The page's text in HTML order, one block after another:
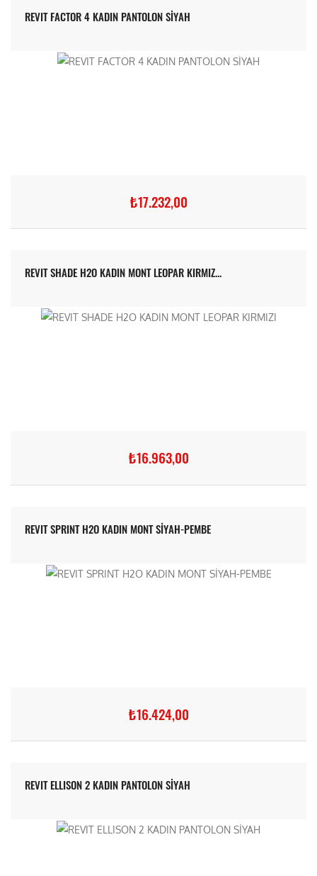
REVIT FACTOR 4 KADIN PANTOLON SİYAH
₺17.232,00
REVIT SHADE H2O KADIN MONT LEOPAR KIRMIZ...
₺16.963,00
REVIT SPRINT H2O KADIN MONT SİYAH-PEMBE
₺16.424,00
REVIT ELLISON 2 KADIN PANTOLON SİYAH